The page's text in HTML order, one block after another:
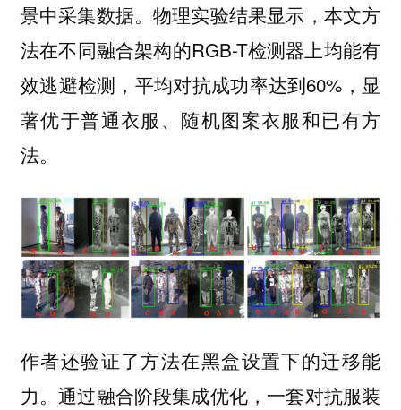
景中采集数据。物理实验结果显示，本文方
法在不同融合架构的RGB-T检测器上均能有
效逃避检测，平均对抗成功率达到60%，显
著优于普通衣服、随机图案衣服和已有方
法。
作者还验证了方法在黑盒设置下的迁移能
力。通过融合阶段集成优化，一套对抗服装